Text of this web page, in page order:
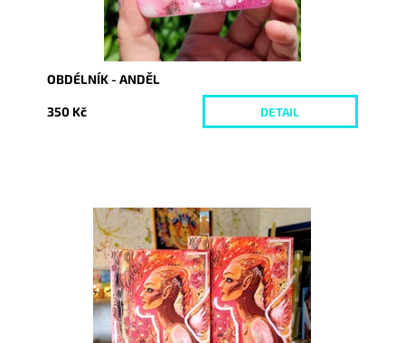
OBDÉLNÍK - ANDĚL
350 Kč DETAIL
Dostupnost:
Skladem
7335/30